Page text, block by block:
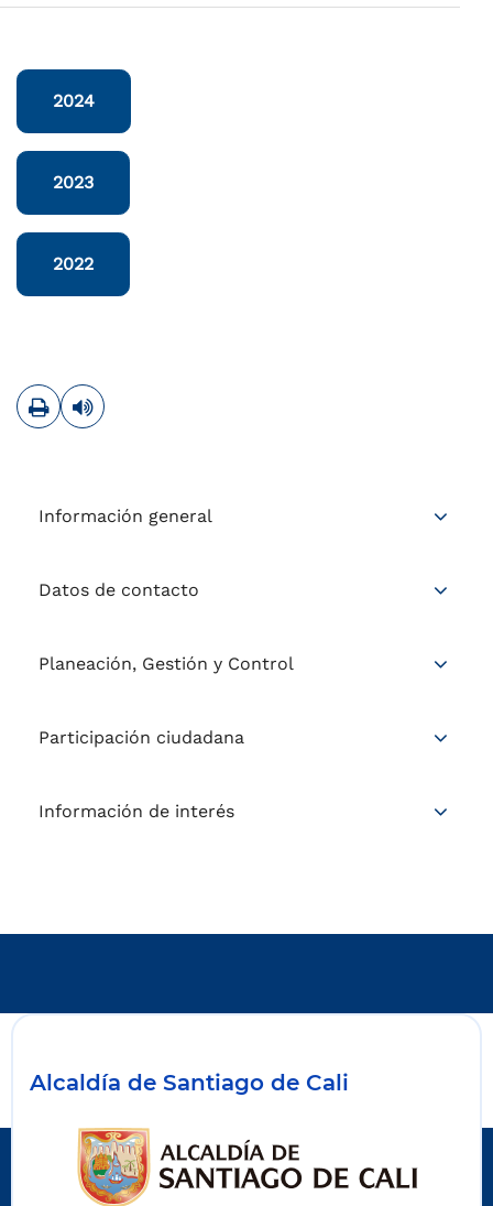
2024
2023
2022
ImprimirLeer contenido
Información general
Datos de contacto
Planeación, Gestión y Control
Participación ciudadana
Información de interés
Alcaldía de Santiago de Cali